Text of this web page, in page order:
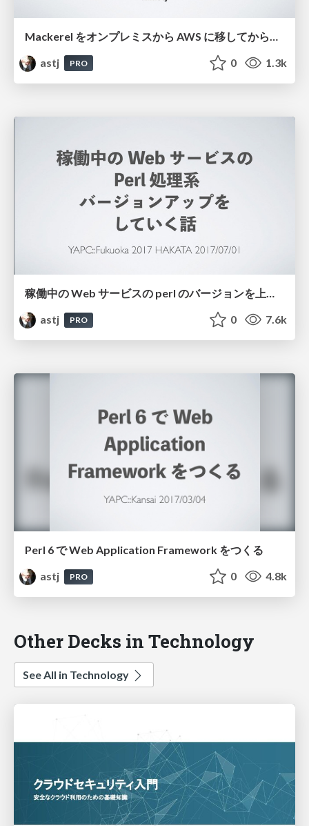
astj
PRO 0 1.3k
稼働中の Web サービスの perl のバージョンを上げていく
astj
PRO 0 7.6k
Perl 6 で Web Application Framework をつくる
astj
PRO 0 4.8k
Other Decks in Technology
See All in Technology